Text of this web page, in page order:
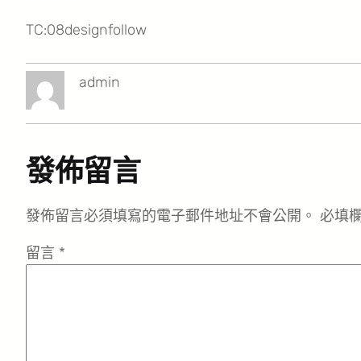
TC:08designfollow
admin
發佈留言
發佈留言必須填寫的電子郵件地址不會公開。 必填
留言 *